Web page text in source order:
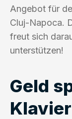
Angebot für
Cluj-Napoca.
freut sich
unterstützen!
Geld